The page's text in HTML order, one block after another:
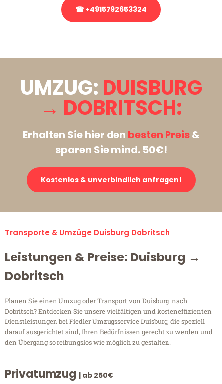
☎ +4915792653324
UMZUG: DUISBURG
→ DOBRITSCH:
Erhalten Sie hier den besten Preis&
sparen Sie mind. 50€!
Kostenlos & unverbindlich anfragen!
Transporte & Umzüge Duisburg Dobritsch
Leistungen & Preise: Duisburg →
Dobritsch
Planen Sie einen Umzug oder Transport von Duisburg nach
Dobritsch? Entdecken Sie unsere vielfältigen und kosteneffizienten
Dienstleistungen bei Fiedler Umzugsservice Duisburg, die speziell
darauf ausgerichtet sind, Ihren Bedürfnissen gerecht zu werden und
den Übergang so reibungslos wie möglich zu gestalten.
Privatumzug | ab 250€